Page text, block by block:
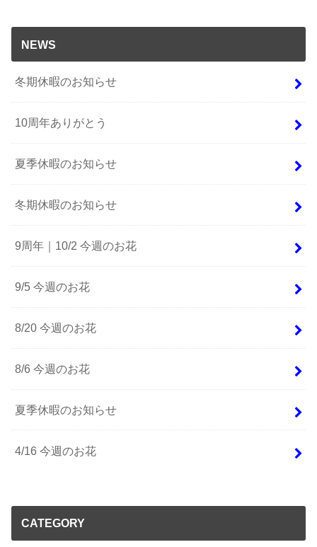
NEWS
冬期休暇のお知らせ
10周年ありがとう
夏季休暇のお知らせ
冬期休暇のお知らせ
9周年｜10/2 今週のお花
9/5 今週のお花
8/20 今週のお花
8/6 今週のお花
夏季休暇のお知らせ
4/16 今週のお花
CATEGORY